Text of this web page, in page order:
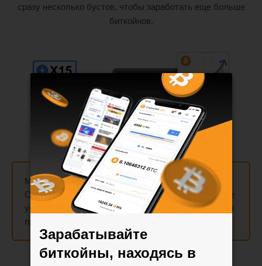
Зарабатывайте
биткойны, находясь в
сразу несколько бустов, чтобы заработать еще больше
биткойнов.
Майните до 300 раз быстрее
, используя функцию
Cloud.Boost на мобильном устройстве! Активируйте
ускорения
X2,X5 X10и
, которые суммируются
при включении майнинга.